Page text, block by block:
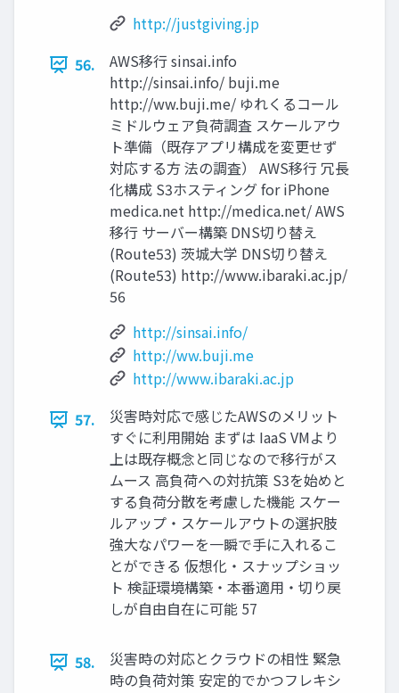
http://justgiving.jp
56.
AWS移行 sinsai.info
http://sinsai.info/ buji.me
http://ww.buji.me/ ゆれくるコール
ミドルウェア負荷調査 スケールアウ
ト準備（既存アプリ構成を変更せず
対応する方 法の調査） AWS移行 冗長
化構成 S3ホスティング for iPhone
medica.net http://medica.net/ AWS
移行 サーバー構築 DNS切り替え
(Route53) 茨城大学 DNS切り替え
(Route53) http://www.ibaraki.ac.jp/
56
http://sinsai.info/
http://ww.buji.me
http://www.ibaraki.ac.jp
57.
災害時対応で感じたAWSのメリット
すぐに利用開始 まずは IaaS VMより
上は既存概念と同じなので移行がス
ムース 高負荷への対抗策 S3を始めと
する負荷分散を考慮した機能 スケー
ルアップ・スケールアウトの選択肢
強大なパワーを一瞬で手に入れるこ
とができる 仮想化・スナップショッ
ト 検証環境構築・本番適用・切り戻
しが自由自在に可能 57
58.
災害時の対応とクラウドの相性 緊急
時の負荷対策 安定的でかつフレキシ